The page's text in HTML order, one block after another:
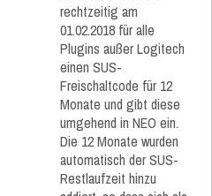
rechtzeitig am
01.02.2018 für alle
Plugins außer Logitech
einen SUS-
Freischaltcode für 12
Monate und gibt diese
umgehend in NEO ein.
Die 12 Monate wurden
automatisch der SUS-
Restlaufzeit hinzu